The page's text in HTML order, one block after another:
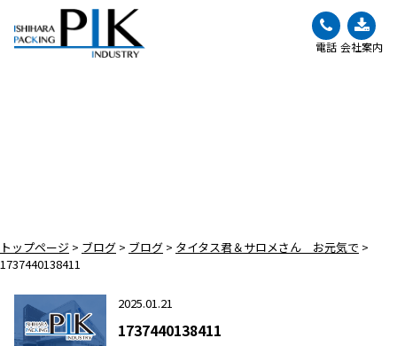
電話 会社案内
トップページ > ブログ > ブログ > タイタス君＆サロメさん お元気で >
1737440138411
2025.01.21
1737440138411